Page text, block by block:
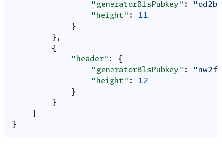
"generatorBlsPubkey" :
"height" :
11
}
},
{
"header" :
{
"generatorBlsPubkey" :
"height" :
12
}
}
]
}